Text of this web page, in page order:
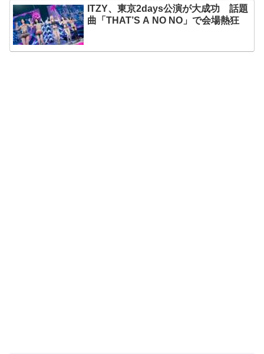
ITZY、東京2days公演が大成功 話題
曲「THAT’S A NO NO」で会場熱狂